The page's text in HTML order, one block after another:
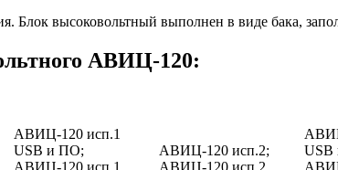
Блок высоковольтный выполнен в виде бака,
АВИЦ-120:
АВИЦ-120 исп.1
USB и ПО;
АВИЦ-120 исп.1
АВИЦ-120 исп.2;
АВИЦ-120 исп.2